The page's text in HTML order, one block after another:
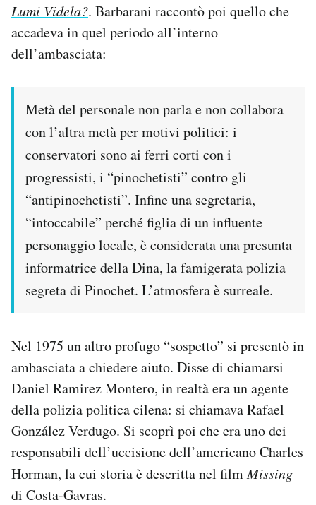
Lumi Videla?. Barbarani raccontò poi quello che
accadeva in quel periodo all’interno
dell’ambasciata:
Metà del personale non parla e non collabora
con l’altra metà per motivi politici: i
conservatori sono ai ferri corti con i
progressisti, i “pinochetisti” contro gli
“antipinochetisti”. Infine una segretaria,
“intoccabile” perché figlia di un influente
personaggio locale, è considerata una presunta
informatrice della Dina, la famigerata polizia
segreta di Pinochet. L’atmosfera è surreale.
Nel 1975 un altro profugo “sospetto” si presentò in
ambasciata a chiedere aiuto. Disse di chiamarsi
Daniel Ramirez Montero, in realtà era un agente
della polizia politica cilena: si chiamava Rafael
González Verdugo. Si scoprì poi che era uno dei
responsabili dell’uccisione dell’americano Charles
Horman, la cui storia è descritta nel filmMissing
di Costa-Gavras.